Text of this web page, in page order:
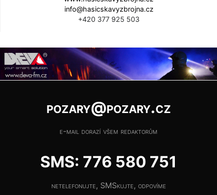
info@hasicskavyzbrojna.cz
+420 377 925 503
pozary@pozary.cz
e-mail dorazí všem redaktorům
SMS: 776 580 751
netelefonujte, SMSkujte, odpovíme